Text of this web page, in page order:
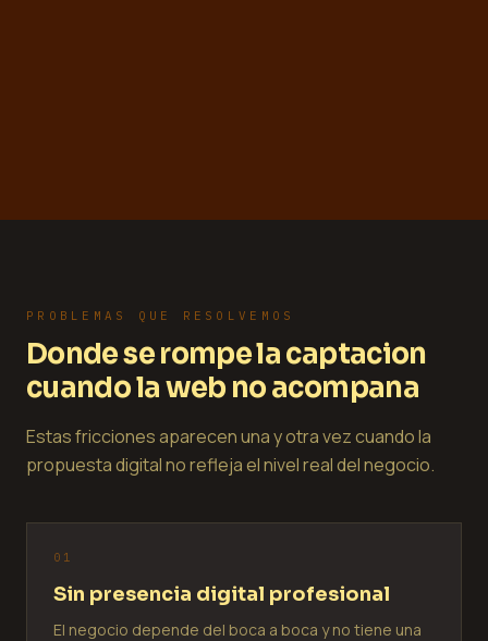
PROBLEMAS QUE RESOLVEMOS
Donde se rompe la captacion
cuando la web no acompana
Estas fricciones aparecen una y otra vez cuando la
propuesta digital no refleja el nivel real del negocio.
0 1
Sin presencia digital profesional
El negocio depende del boca a boca y no tiene una